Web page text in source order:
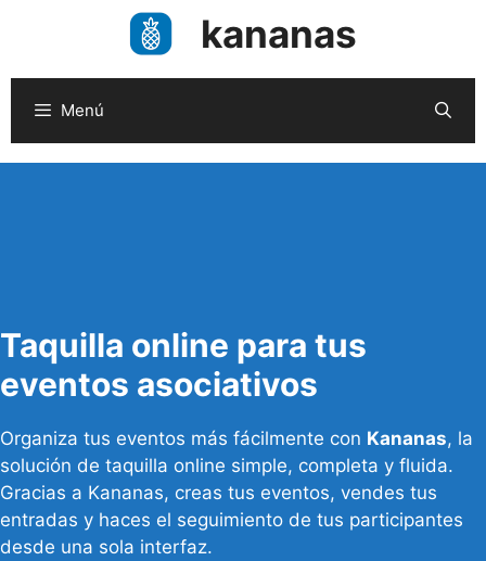
kananas
Menú
Taquilla online para tus
eventos asociativos
Organiza tus eventos más fácilmente con Kananas, la
solución de taquilla online simple, completa y fluida.
Gracias a Kananas, creas tus eventos, vendes tus
entradas y haces el seguimiento de tus participantes
desde una sola interfaz.